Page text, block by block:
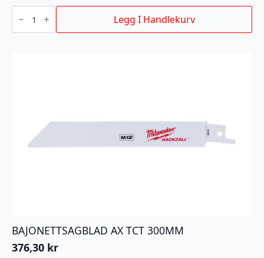
BAJONETTSAGBLAD
AX
230MM
Legg I Handlekurv
BAJONETTSAGBLAD AX TCT 300MM
376,30 kr